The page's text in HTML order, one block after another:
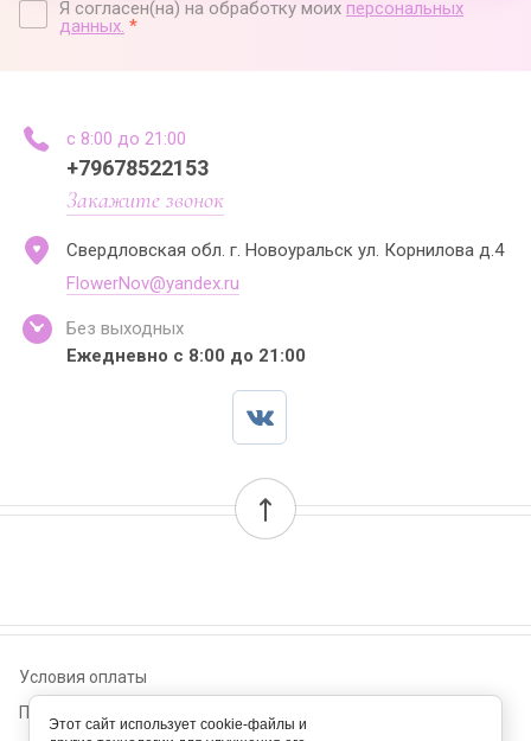
Я согласен(на) на обработку моих персональных
данных. *
с 8:00 до 21:00
+79678522153
Закажите звонок
Свердловская обл. г. Новоуральск ул. Корнилова д.4
FlowerNov@yandex.ru
Без выходных
Ежедневно с 8:00 до 21:00
Условия оплаты
Пользовательское соглашение
Этот сайт использует cookie-файлы и